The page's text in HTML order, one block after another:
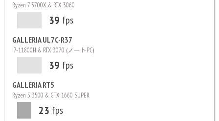
Ryzen 7 3700X & RTX 3060
39 fps
GALLERIA UL7C-R37
i7-11800H & RTX 3070 (ノートPC)
39 fps
GALLERIA RT5
Ryzen 5 3500 & GTX 1660 SUPER
23 fps